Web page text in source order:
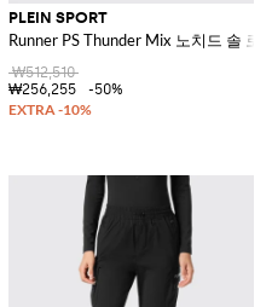
사곤 로고 포함
PLEIN SPORT
Runner PS Thunder Mix 노치드 솔 로
₩512,510
₩256,255
-50%